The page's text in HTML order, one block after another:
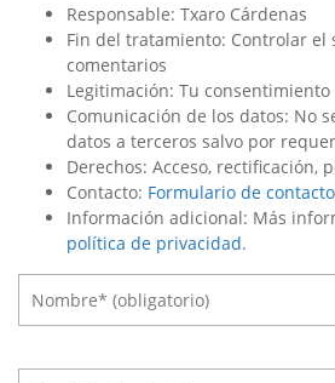
Responsable: Txaro Cárdenas
Fin del tratamiento: Controlar el
comentarios
Legitimación: Tu consentimiento
Comunicación de los datos: No
datos a terceros salvo por
Derechos: Acceso, rectificación,
Contacto: Formulario de contacto
Información adicional: Más
política de privacidad.